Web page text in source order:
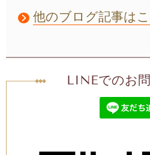
他のブログ記事はこ
LINEでのお